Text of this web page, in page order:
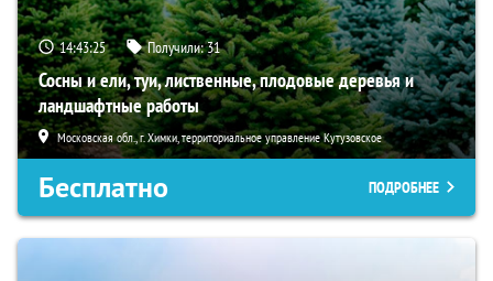
14:43:24 Получили:31
Сосны и ели, туи, лиственные, плодовые деревья и
ландшафтные работы
Московская обл., г. Химки, территориальное управление Кутузовское
Бесплатно ПОДРОБНЕЕ